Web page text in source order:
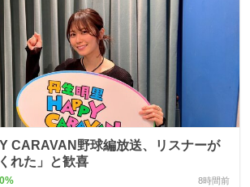
CARAVAN野球編放送、リスナーが
れた」と歓喜
% 8時間前